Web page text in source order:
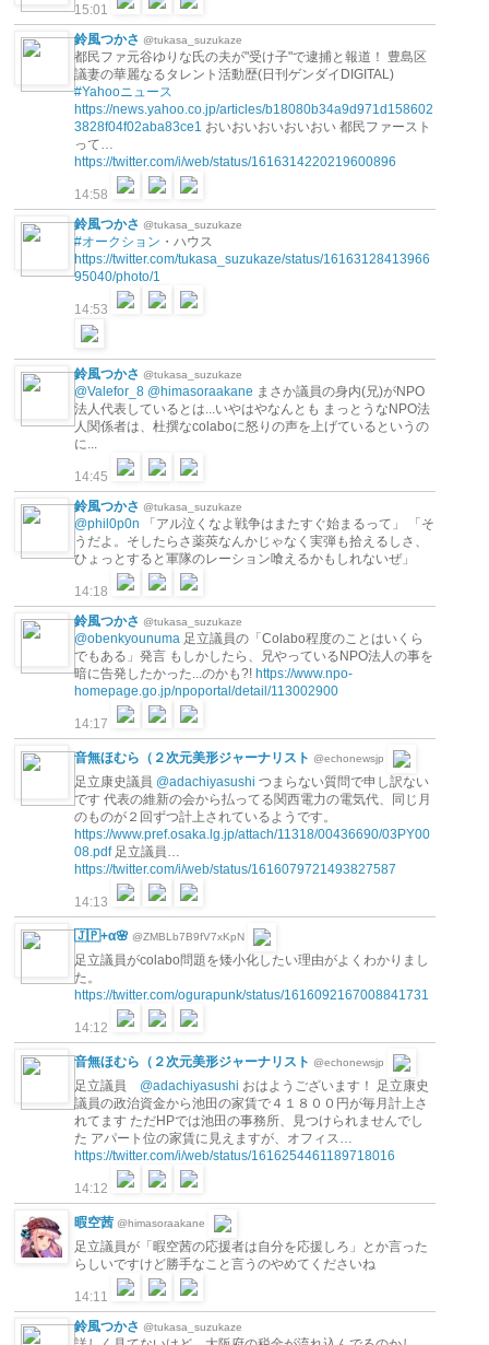
15:01
鈴風つかさ @tukasa_suzukaze
都民ファ元谷ゆりな氏の夫が"受け子"で逮捕と報道！ 豊島区
議妻の華麗なるタレント活動歴(日刊ゲンダイDIGITAL)
#Yahooニュース
https://news.yahoo.co.jp/articles/b18080b34a9d971d158602
3828f04f02aba83ce1 おいおいおいおいおい 都民ファースト
って…
https://twitter.com/i/web/status/1616314220219600896
14:58
鈴風つかさ @tukasa_suzukaze
#オークション ・ハウス
https://twitter.com/tukasa_suzukaze/status/16163128413966
95040/photo/1
14:53
鈴風つかさ @tukasa_suzukaze
@Valefor_8 @himasoraakane まさか議員の身内(兄)がNPO
法人代表しているとは...いやはやなんとも まっとうなNPO法
人関係者は、杜撰なcolaboに怒りの声を上げているというの
に...
14:45
鈴風つかさ @tukasa_suzukaze
@phil0p0n 「アル泣くなよ戦争はまたすぐ始まるって」 「そ
うだよ。そしたらさ薬莢なんかじゃなく実弾も拾えるしさ、
ひょっとすると軍隊のレーション喰えるかもしれないぜ」
14:18
鈴風つかさ @tukasa_suzukaze
@obenkyounuma 足立議員の「Colabo程度のことはいくら
でもある」発言 もしかしたら、兄やっているNPO法人の事を
暗に告発したかった...のかも?! https://www.npo-
homepage.go.jp/npoportal/detail/113002900
14:17
音無ほむら（２次元美形ジャーナリスト @echonewsjp
足立康史議員 @adachiyasushi つまらない質問で申し訳ない
です 代表の維新の会から払ってる関西電力の電気代、同じ月
のものが２回ずつ計上されているようです。
https://www.pref.osaka.lg.jp/attach/11318/00436690/03PY00
08.pdf足立議員…
https://twitter.com/i/web/status/1616079721493827587
14:13
🇯🇵+α🌸 @ZMBLb7B9fV7xKpN
足立議員がcolabo問題を矮小化したい理由がよくわかりまし
た。
https://twitter.com/ogurapunk/status/1616092167008841731
14:12
音無ほむら（２次元美形ジャーナリスト @echonewsjp
足立議員 @adachiyasushi おはようございます！ 足立康史
議員の政治資金から池田の家賃で４１８００円が毎月計上さ
れてます ただHPでは池田の事務所、見つけられませんでし
た アパート位の家賃に見えますが、オフィス…
https://twitter.com/i/web/status/1616254461189718016
14:12
暇空茜 @himasoraakane
足立議員が「暇空茜の応援者は自分を応援しろ」とか言った
らしいですけど勝手なこと言うのやめてくださいね
14:11
鈴風つかさ @tukasa_suzukaze